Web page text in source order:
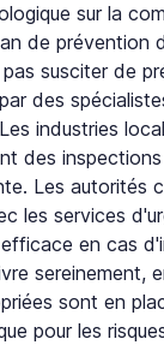
sur la
de prévention
susciter de
des
industries
des inspections
Les autorités
les services
en cas
sereinement,
sont en
pour les